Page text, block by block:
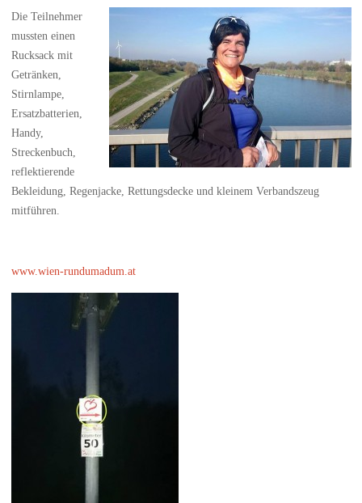
Die Teilnehmer
mussten einen
Rucksack mit
Getränken,
Stirnlampe,
Ersatzbatterien,
Handy,
Streckenbuch,
reflektierende
Bekleidung, Regenjacke, Rettungsdecke und kleinem Verbandszeug
mitführen.
www.wien-rundumadum.at